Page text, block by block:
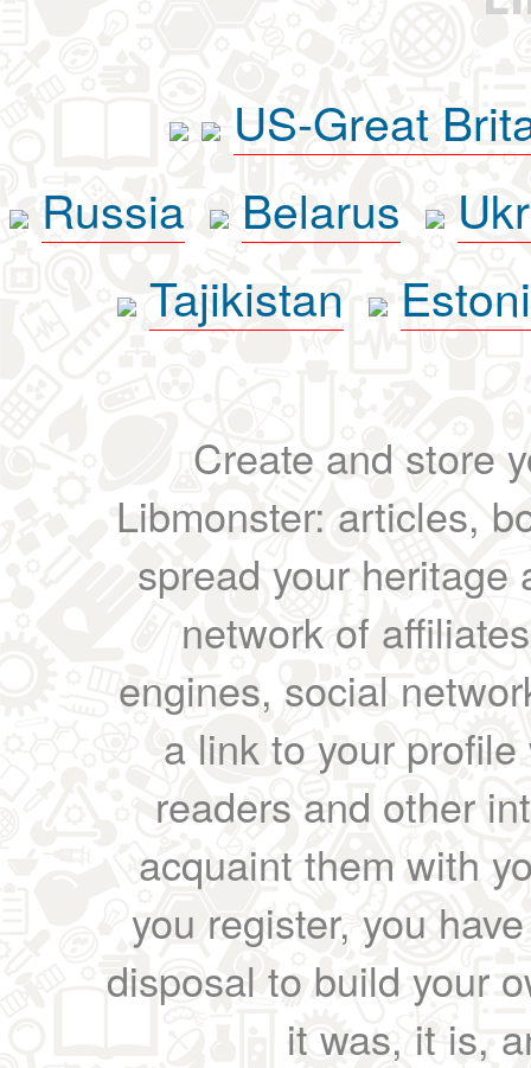
US-Great
Russia
Belarus
Tajikistan
Create and store
Libmonster: articles,
spread your heritage
network of
engines, social
a link to your
readers and other
acquaint them with
you register, you
disposal to build your
it was, it is,